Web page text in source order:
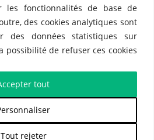
les fonctionnalités de base de
des cookies analytiques sont
des données statistiques sur
possibilité de refuser ces cookies
Tout rejeter
tout
38, 8, 1, 08007 Barcelone, Espagne |
53 💙et de l'US Bretons de Paris 🤍